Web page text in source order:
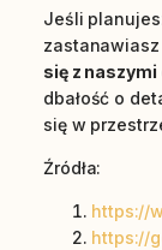
Jeśli
zastanawiasz
się z
dbałość o
się w
Źródła:
https://
https://